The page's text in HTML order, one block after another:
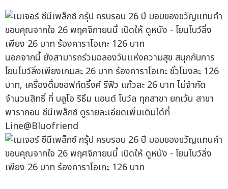
นอกจากนี้ ยังสามารถร่วมฉลองวันแห่งความสุข สนุกกับการ
โยนโบว์ลิ่งเพียงเกมละ 26 บาท ร้องคาราโอเกะ ชั่วโมงละ 126
บาท, เครื่องดื่มซอฟท์ดริ้งค์ รีฟิว แก้วละ 26 บาท ไม่จำกัด
จำนวนสิทธิ์ ที่ บลูโอ ริธึม แอนด์ โบว์ล ทุกสาขา ยกเว้น สาขา
พารากอน ซีนีเพล็กซ์ ดูรายละเอียดเพิ่มเติมได้ที่
Line@Bluofriend